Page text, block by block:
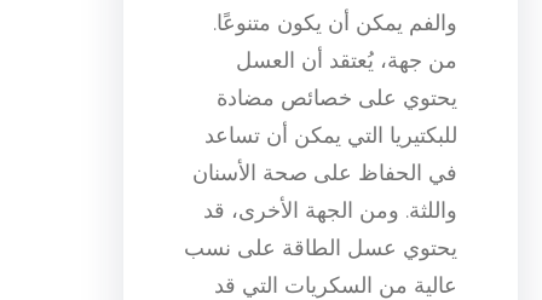
والفم يمكن أن يكون متنوعًا.
من جهة، يُعتقد أن العسل
يحتوي على خصائص مضادة
للبكتيريا التي يمكن أن تساعد
في الحفاظ على صحة الأسنان
واللثة. ومن الجهة الأخرى، قد
يحتوي عسل الطاقة على نسب
عالية من السكريات التي قد